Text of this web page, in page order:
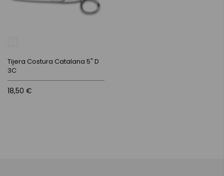
Tijera Costura Catalana 5" D
3C
18,50 €